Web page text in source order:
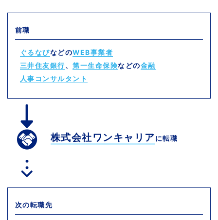
前職
ぐるなびなどのWEB事業者
三井住友銀行、第一生命保険などの金融
人事コンサルタント
株式会社ワンキャリアに転職
次の転職先